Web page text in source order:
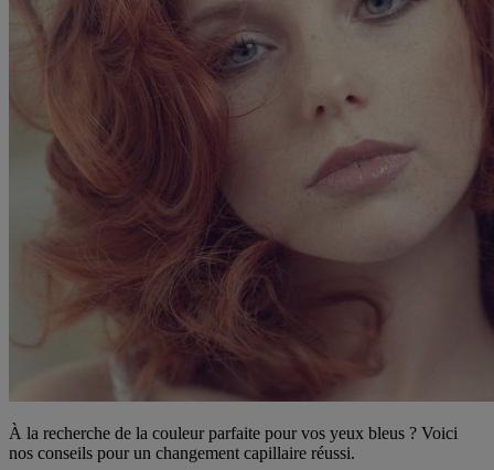
À la recherche de la couleur parfaite pour vos yeux bleus ? Voici
nos conseils pour un changement capillaire réussi.